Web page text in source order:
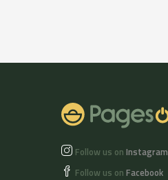
Follow us on Instagram
Follow us on Facebook